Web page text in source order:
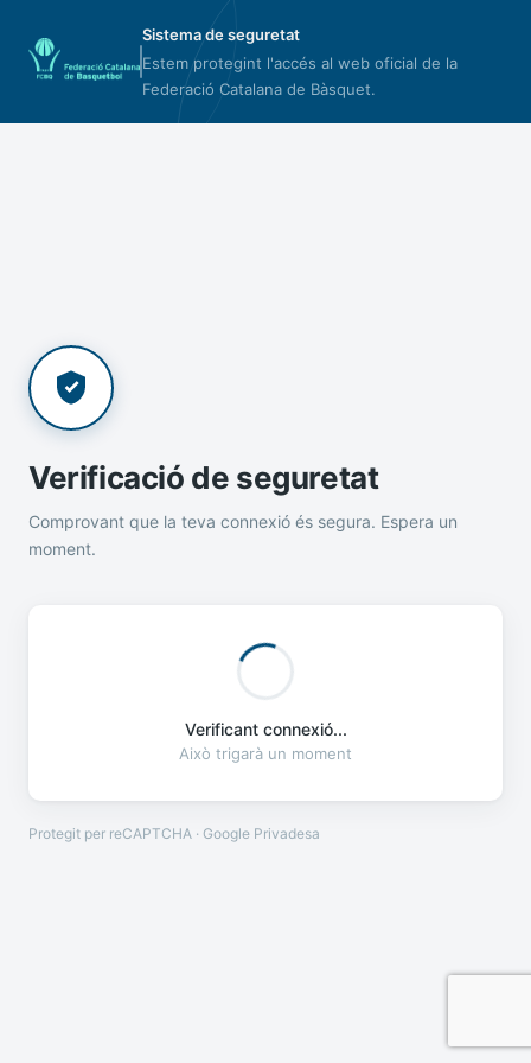
Sistema de seguretat
Estem protegint l'accés al web oficial de la
Federació Catalana de Bàsquet.
Verificació de seguretat
Comprovant que la teva connexió és segura. Espera un
moment.
Verificant connexió...
Això trigarà un moment
Protegit per reCAPTCHA · Google Privadesa